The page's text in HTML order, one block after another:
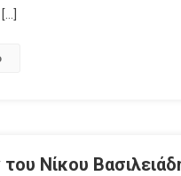
Νίκου